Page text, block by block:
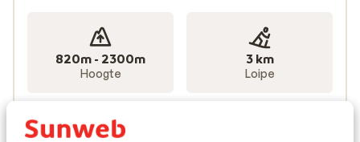
820m - 2300m
Hoogte
3 km
Loipe